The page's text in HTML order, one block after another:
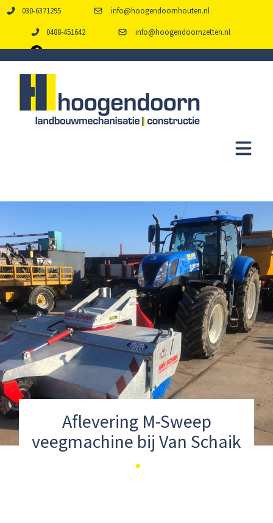
030-6371295 info@hoogendoornhouten.nl
0488-451642 info@hoogendoornzetten.nl
Aflevering M-Sweep
veegmachine bij Van Schaik